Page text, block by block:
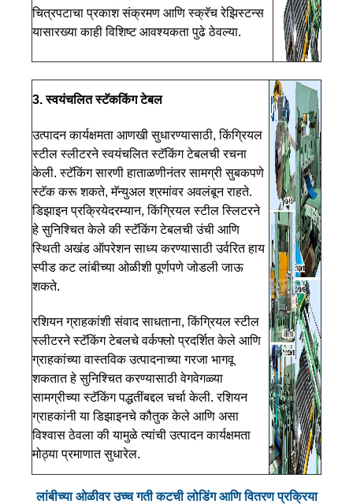
चित्रपटाचा प्रकाश संक्रमण आणि स्क्रॅच रेझिस्टन्स
यासारख्या काही विशिष्ट आवश्यकता पुढे ठेवल्या.
3. स्वयंचलित स्टॅककिंग टेबल
उत्पादन कार्यक्षमता आणखी सुधारण्यासाठी, किंग्रियल
स्टील स्लीटरने स्वयंचलित स्टॅकिंग टेबलची रचना
केली. स्टॅकिंग सारणी हाताळणीनंतर सामग्री सुबकपणे
स्टॅक करू शकते, मॅन्युअल श्रमांवर अवलंबून राहते.
डिझाइन प्रक्रियेदरम्यान, किंग्रियल स्टील स्लिटरने
हे सुनिश्चित केले की स्टॅकिंग टेबलची उंची आणि
स्थिती अखंड ऑपरेशन साध्य करण्यासाठी उर्वरित हाय
स्पीड कट लांबीच्या ओळीशी पूर्णपणे जोडली जाऊ
शकते.
रशियन ग्राहकांशी संवाद साधताना, किंग्रियल स्टील
स्लीटरने स्टॅकिंग टेबलचे वर्कफ्लो प्रदर्शित केले आणि
ग्राहकांच्या वास्तविक उत्पादनाच्या गरजा भागवू
शकतात हे सुनिश्चित करण्यासाठी वेगवेगळ्या
सामग्रीच्या स्टॅकिंग पद्धतींबद्दल चर्चा केली. रशियन
ग्राहकांनी या डिझाइनचे कौतुक केले आणि असा
विश्वास ठेवला की यामुळे त्यांची उत्पादन कार्यक्षमता
मोठ्या प्रमाणात सुधारेल.
लांबीच्या ओळीवर उच्च गती कटची लोडिंग आणि वितरण प्रक्रिया